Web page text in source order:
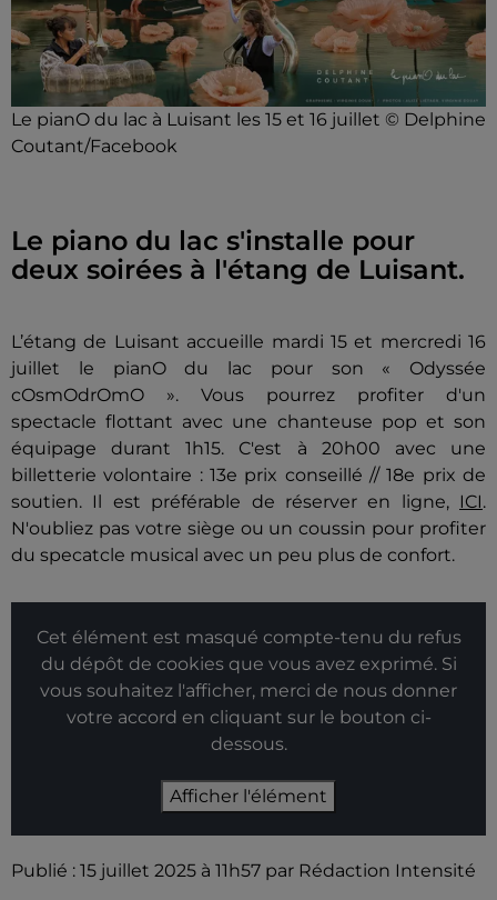
Le pianO du lac à Luisant les 15 et 16 juillet © Delphine
Coutant/Facebook
Le piano du lac s'installe pour
deux soirées à l'étang de Luisant.
L’étang de Luisant accueille mardi 15 et mercredi 16
juillet le pianO du lac pour son « Odyssée
cOsmOdrOmO ». Vous pourrez profiter d'un
spectacle flottant avec une chanteuse pop et son
équipage durant 1h15. C'est à 20h00 avec une
billetterie volontaire : 13e prix conseillé // 18e prix de
soutien. Il est préférable de réserver en ligne, ICI.
N'oubliez pas votre siège ou un coussin pour profiter
du specatcle musical avec un peu plus de confort.
Cet élément est masqué compte-tenu du refus
du dépôt de cookies que vous avez exprimé. Si
vous souhaitez l'afficher, merci de nous donner
votre accord en cliquant sur le bouton ci-
dessous.
Afficher l'élément
Publié : 15 juillet 2025 à 11h57 par Rédaction Intensité